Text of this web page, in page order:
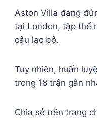
Aston Villa đang
tại London, tập thể
câu lạc bộ.
Tuy nhiên, huấn
trong 18 trận gần
Chia sẻ trên trang